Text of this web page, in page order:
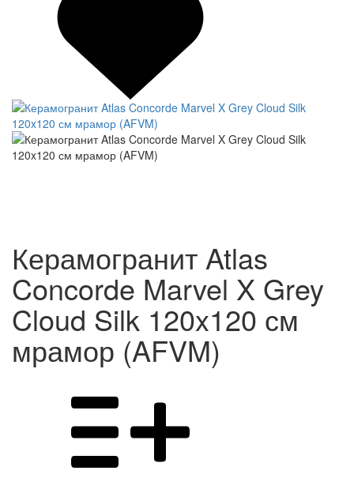
Керамогранит Atlas
Concorde Marvel X Grey
Cloud Silk 120x120 см
мрамор (AFVM)